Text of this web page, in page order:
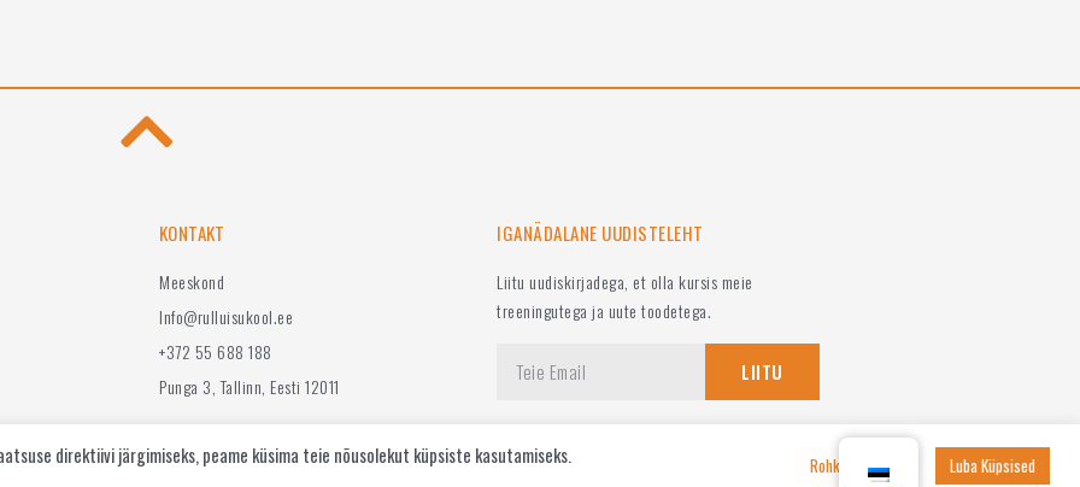
KONTAKT
Meeskond
Info@rulluisukool.ee
+372 55 688 188
Punga 3, Tallinn, Eesti 12011
IGANÄDALANE UUDISTELEHT
Liitu uudiskirjadega, et olla kursis meie
treeningutega ja uute toodetega.
LIITU
direktiivi järgimiseks, peame küsima teie nõusolekut küpsiste kasutamiseks.
Rohkem seadeid Luba Küpsised
var $toggle = $(this); var $menu = $toggle.next('.elementor-nav-menu__container'); $toggle.toggleClass('elementor-active'); if